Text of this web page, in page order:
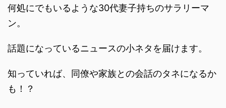
何処にでもいるような30代妻子持ちのサラリーマ
ン。
話題になっているニュースの小ネタを届けます。
知っていれば、同僚や家族との会話のタネになるか
も！？